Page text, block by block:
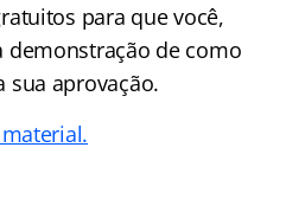
para que você,
de como
sua aprovação.